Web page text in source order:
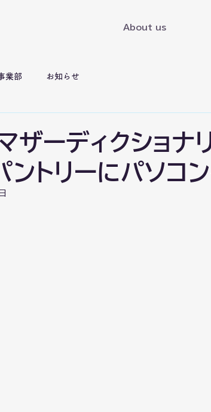
About us
業部 お知らせ
ザーディクショナ
ントリーにパソコ